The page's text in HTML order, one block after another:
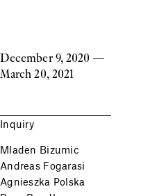
December 9, 2020 —
March 20, 2021
Inquiry
Mladen Bizumic
Andreas Fogarasi
Agnieszka Polska